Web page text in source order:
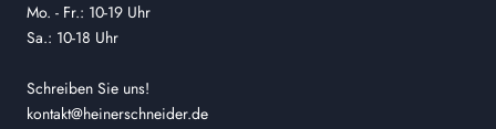
Mo. - Fr.: 10-19 Uhr
Sa.: 10-18 Uhr
Schreiben Sie uns!
kontakt@heinerschneider.de